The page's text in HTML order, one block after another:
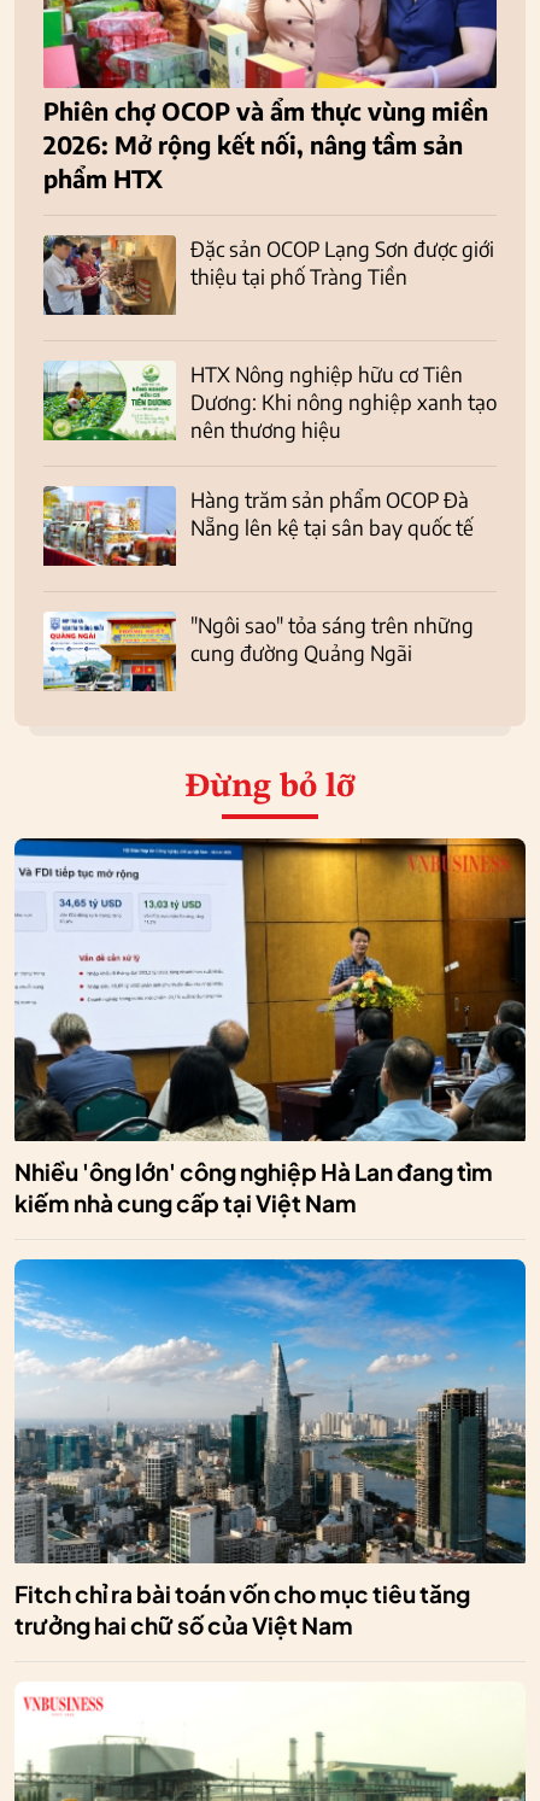
Phiên chợ OCOP và ẩm thực vùng miền
2026: Mở rộng kết nối, nâng tầm sản
phẩm HTX
Đặc sản OCOP Lạng Sơn được giới
thiệu tại phố Tràng Tiền
HTX Nông nghiệp hữu cơ Tiên
Dương: Khi nông nghiệp xanh tạo
nên thương hiệu
Hàng trăm sản phẩm OCOP Đà
Nẵng lên kệ tại sân bay quốc tế
"Ngôi sao" tỏa sáng trên những
cung đường Quảng Ngãi
Đừng bỏ lỡ
Nhiều 'ông lớn' công nghiệp Hà Lan đang tìm
kiếm nhà cung cấp tại Việt Nam
Fitch chỉ ra bài toán vốn cho mục tiêu tăng
trưởng hai chữ số của Việt Nam